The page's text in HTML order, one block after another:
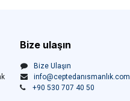
Bize ulaşın
Bize Ulaşın
info@ceptedanısmanlık.com
+90 530 707 40 50